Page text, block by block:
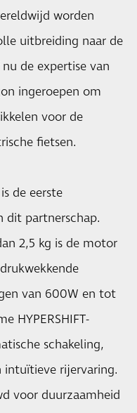
worden
uitbreiding naar de
de expertise van
ingeroepen om
voor de
fietsen.
de eerste
dit partnerschap.
2,5 kg is de motor
van 600W en tot
HYPERSHIFT-
schakeling,
intuïtieve rijervaring.
voor duurzaamheid